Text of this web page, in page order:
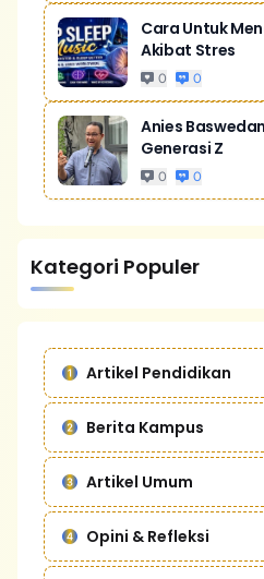
Cara Untuk
Akibat Stres
0 0
Anies
Generasi Z
0 0
Kategori Populer
Artikel Pendidikan
Berita Kampus
Artikel Umum
Opini & Refleksi